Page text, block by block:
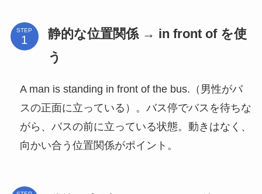
STEP
静的な位置関係 → in front of を使
う
A man is standing in front of the bus.（男性がバ
スの正面に立っている）。バス停でバスを待ちな
がら、バスの前に立っている状態。動きはなく、
向かい合う位置関係がポイント。